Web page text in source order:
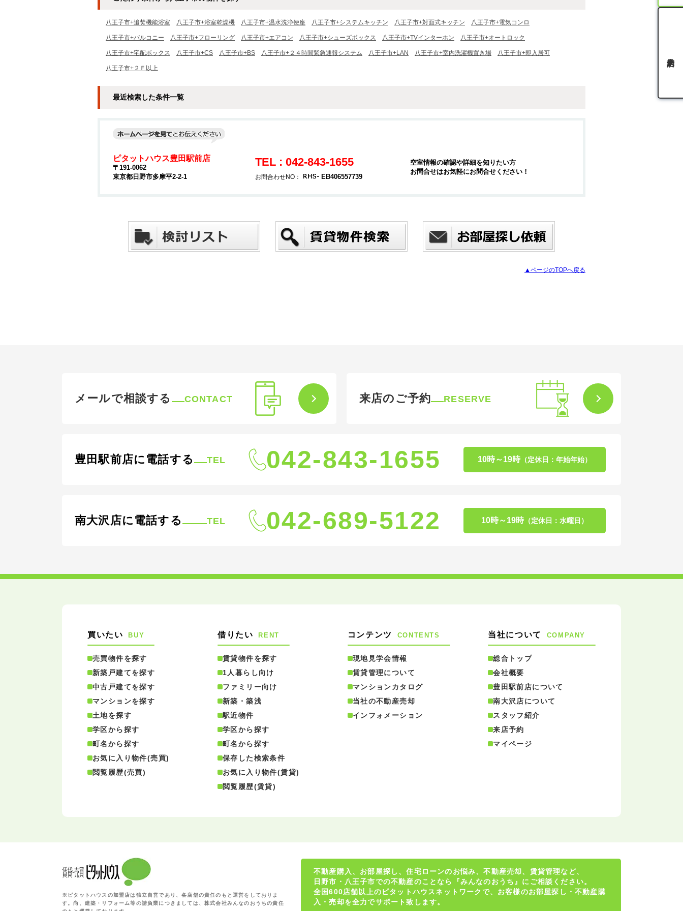
八王子市+追焚機能浴室 八王子市+浴室乾燥機 八王子市+温水洗浄便座 八王子市+システムキッチン 八王子市+対面式キッチン 八王子市+電気コンロ
八王子市+バルコニー 八王子市+フローリング 八王子市+エアコン 八王子市+シューズボックス 八王子市+TVインターホン 八王子市+オートロック
八王子市+宅配ボックス 八王子市+CS 八王子市+BS 八王子市+２４時間緊急通報システム 八王子市+LAN 八王子市+室内洗濯機置き場 八王子市+即入居可
八王子市+２Ｆ以上
最近検索した条件一覧
ピタットハウス豊田駅前店
〒191-0062
東京都日野市多摩平2-2-1
TEL : 042-843-1655
お問合わせNO： EB406557739
空室情報の確認や詳細を知りたい方
お問合せはお気軽にお問合せください！
▲ページのTOPへ戻る
メールで相談する CONTACT 来店のご予約 RESERVE
豊田駅前店に電話する TEL 042-843-1655 10時～19時（定休日：年始年始）
南大沢店に電話する TEL 042-689-5122 10時～19時（定休日：水曜日）
買いたい BUY
売買物件を探す
新築戸建てを探す
中古戸建てを探す
マンションを探す
土地を探す
学区から探す
町名から探す
お気に入り物件(売買)
閲覧履歴(売買)
借りたい RENT
賃貸物件を探す
1人暮らし向け
ファミリー向け
新築・築浅
駅近物件
学区から探す
町名から探す
保存した検索条件
お気に入り物件(賃貸)
閲覧履歴(賃貸)
コンテンツ CONTENTS
現地見学会情報
賃貸管理について
マンションカタログ
当社の不動産売却
インフォメーション
当社について COMPANY
総合トップ
会社概要
豊田駅前店について
南大沢店について
スタッフ紹介
来店予約
マイページ
※ピタットハウスの加盟店は独立自営であり、各店舗の責任のもと運営をしておりま
す。尚、建築・リフォーム等の請負業につきましては、株式会社みんなのおうちの責任
不動産購入、お部屋探し、住宅ローンのお悩み、不動産売却、賃貸管理など、
日野市・八王子市での不動産のことなら『みんなのおうち』にご相談ください。
全国600店舗以上のピタットハウスネットワークで、お客様のお部屋探し・不動産購
入・売却を全力でサポート致します。